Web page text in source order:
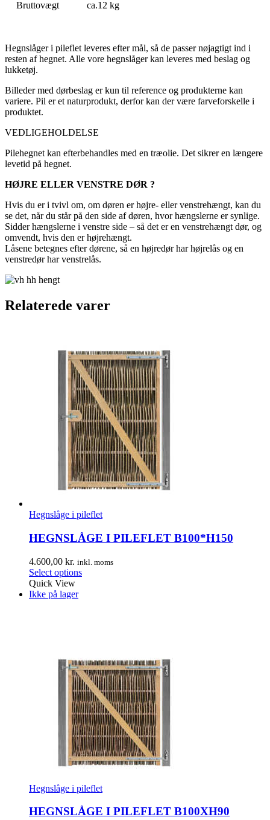
Bruttovægt ca.12 kg
Hegnslåger i pileflet leveres efter mål, så de passer nøjagtigt ind i
resten af hegnet. Alle vore hegnslåger kan leveres med beslag og
lukketøj.
Billeder med dørbeslag er kun til reference og produkterne kan
variere. Pil er et naturprodukt, derfor kan der være farveforskelle i
produktet.
VEDLIGEHOLDELSE
Pilehegnet kan efterbehandles med en træolie. Det sikrer en længere
levetid på hegnet.
HØJRE ELLER VENSTRE DØR ?
Hvis du er i tvivl om, om døren er højre- eller venstrehængt, kan du
se det, når du står på den side af døren, hvor hængslerne er synlige.
Sidder hængslerne i venstre side – så det er en venstrehængt dør, og
omvendt, hvis den er højrehængt.
Låsene betegnes efter dørene, så en højredør har højrelås og en
venstredør har venstrelås.
Relaterede varer
Hegnslåge i pileflet
HEGNSLÅGE I PILEFLET B100*H150
4.600,00 kr. inkl. moms
Select options
Quick View
Ikke på lager
Hegnslåge i pileflet
HEGNSLÅGE I PILEFLET B100XH90